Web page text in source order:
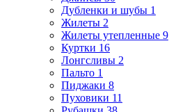
Дубленки и шубы 1
Жилеты 2
Жилеты утепленные 9
Куртки 16
Лонгсливы 2
Пальто 1
Пиджаки 8
Пуховики 11